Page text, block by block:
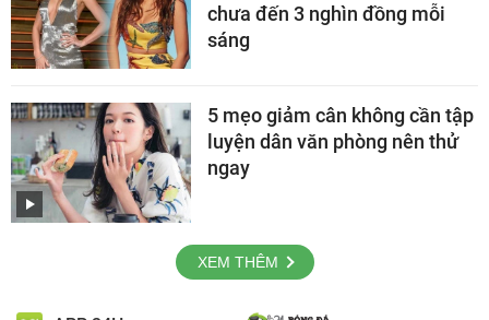
chưa đến 3 nghìn đồng mỗi
sáng
5 mẹo giảm cân không cần tập
luyện dân văn phòng nên thử
ngay
XEM THÊM